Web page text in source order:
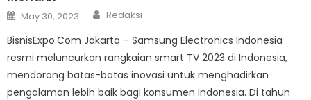
Posted
on
May 30, 2023 Author
Redaksi
BisnisExpo.Com Jakarta – Samsung Electronics Indonesia
resmi meluncurkan rangkaian smart TV 2023 di Indonesia,
mendorong batas-batas inovasi untuk menghadirkan
pengalaman lebih baik bagi konsumen Indonesia. Di tahun